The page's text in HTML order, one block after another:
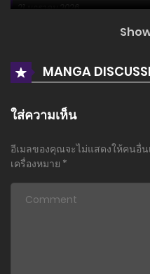
21 มกราคม 2026
ตอนที่ 110
21 มกราคม 2026
21 มกราคม 2026
MANGA
ใส่ความเห็น
อีเมลของคุณจะไม่แสดงให้คนอื่น
เครื่องหมาย *